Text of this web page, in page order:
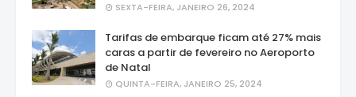
SEXTA-FEIRA, JANEIRO 26, 2024
Tarifas de embarque ficam até 27% mais
caras a partir de fevereiro no Aeroporto
de Natal
QUINTA-FEIRA, JANEIRO 25, 2024